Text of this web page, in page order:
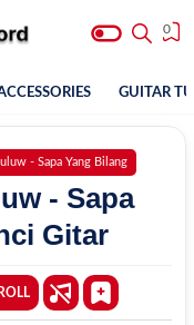
0
GUITAR
- Sapa Yang Bilang
- Sapa
Gitar